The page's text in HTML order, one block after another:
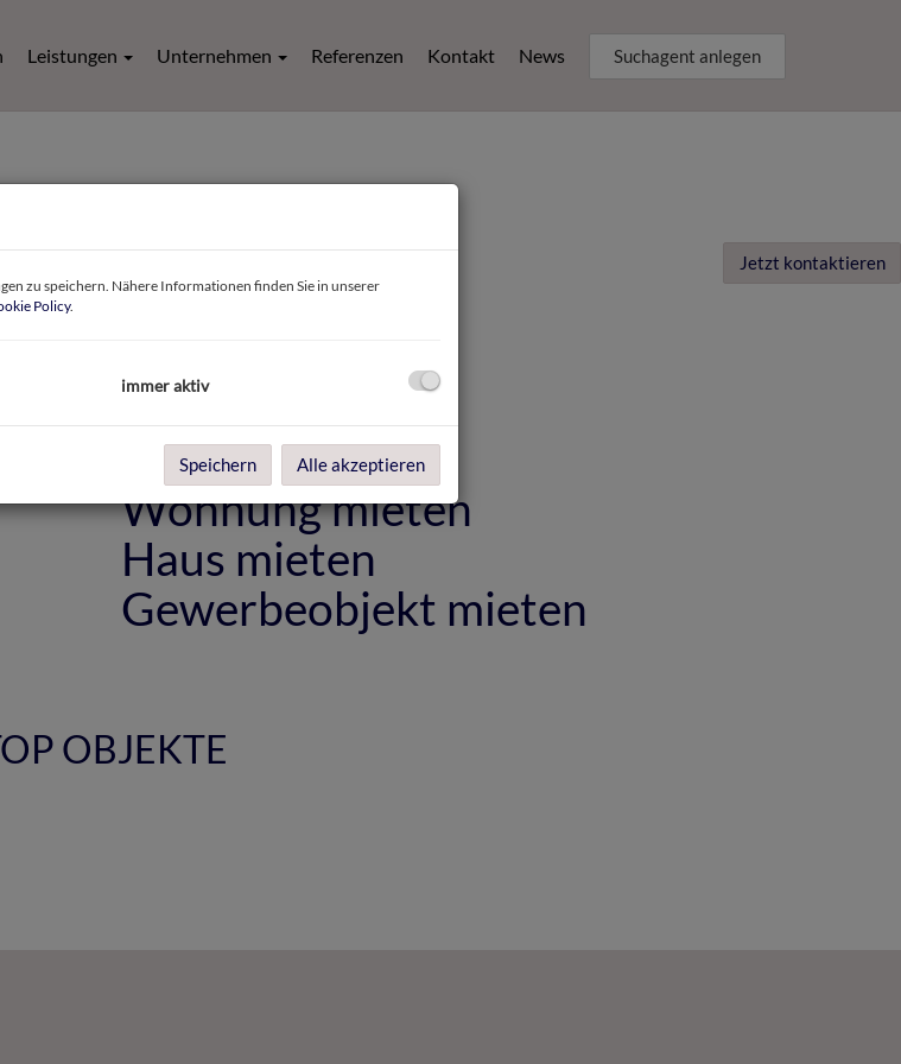
Leistungen Unternehmen Referenzen Kontakt News Suchagent anlegen
Wohnung mieten
Haus mieten
Gewerbeobjekt mieten
OBJEKTE
Jetzt kontaktieren
zu speichern. Nähere Informationen finden Sie in unserer
Policy.
immer aktiv
Speichern Alle akzeptieren